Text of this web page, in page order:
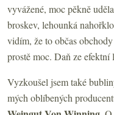
vyvážené, moc pěkně
broskev, lehounká
vidím, že to občas
prostě moc. Daň ze efektní
Vyzkoušel jsem také
mých oblíbených